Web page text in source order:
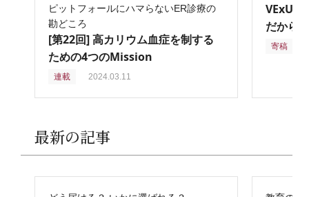
ピットフォールにハマらないER診療の
勘どころ
[第22回] 高カリウム血症を制する
ための4つのMission
連載 2024.03.11
VExUS
だから
寄稿
最新の記事